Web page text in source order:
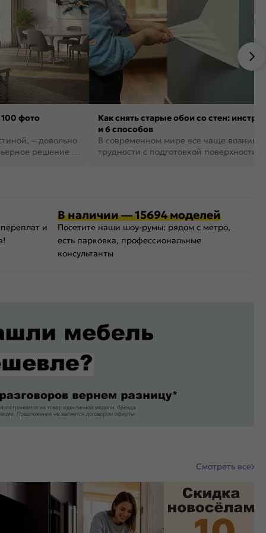
фото
– довольно
решение в
Как снять старые обои со стен:
и 6 способов
В современном мире все чаще
трудности с подготовкой поверхности
и
В наличии — 15694 моделей
Посетите наши шоу-румы: рядом с метро,
есть парковка, профессиональные
консультанты
Смотреть все